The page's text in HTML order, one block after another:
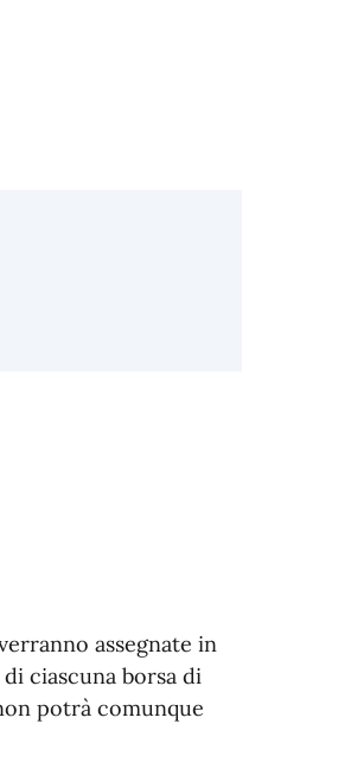
assegnate in
ciascuna borsa di
potrà comunque